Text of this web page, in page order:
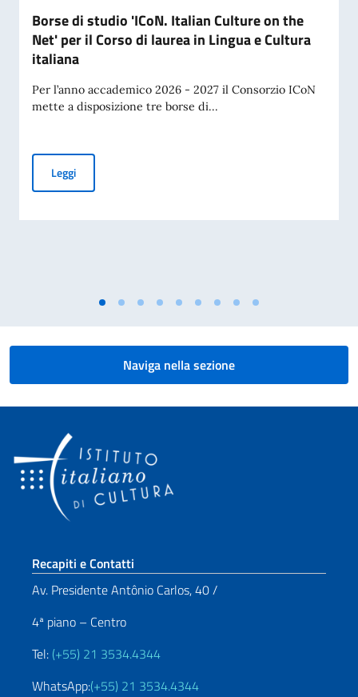
Borse di studio 'ICoN. Italian Culture on the
Net' per il Corso di laurea in Lingua e Cultura
italiana
Per l’anno accademico 2026 - 2027 il Consorzio ICoN
mette a disposizione tre borse di...
LeggiBorse di studio 'ICoN. Italian Culture on the Net' per il
Naviga nella sezione
Sezione footer
Recapiti e Contatti
Av. Presidente Antônio Carlos, 40 /
4ª piano – Centro
Tel: (+55) 21 3534.4344
WhatsApp:(+55) 21 3534.4344